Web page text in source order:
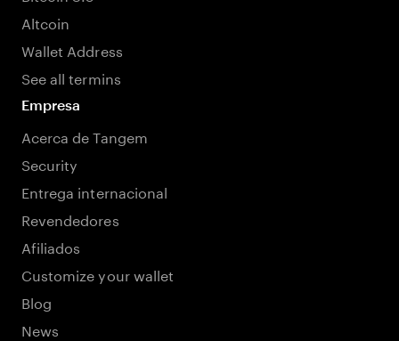
Altcoin
Wallet Address
See all termins
Empresa
Acerca de Tangem
Security
Entrega internacional
Revendedores
Afiliados
Customize your wallet
Blog
News